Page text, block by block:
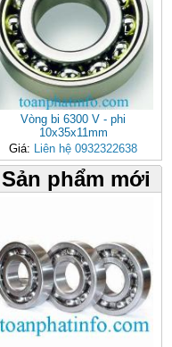
Vòng bi 6300 V - phi
10x35x11mm
Giá: Liên hệ 0932322638
Sản phẩm mới